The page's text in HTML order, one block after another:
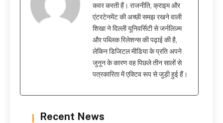
कवर करती हैं। राजनीति, क्राइम और
एंटरटेनमेंट की अच्छी समझ रखने वाली
शिखा ने दिल्ली यूनिवर्सिटी से जर्नलिज़्म
और पब्लिक रिलेशन्स की पढ़ाई की है,
लेकिन डिजिटल मीडिया के प्रति अपने
जुनून के कारण वह पिछले तीन सालों से
पत्रकारिता में एक्टिव रूप से जुड़ी हुई हैं।
Recent News